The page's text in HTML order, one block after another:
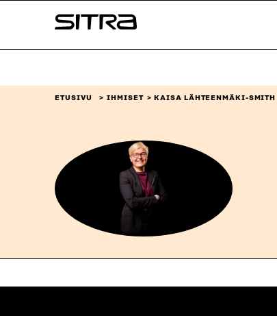
sisältöön
Sitra
ETUSIVU IHMISET KAISA LÄHTEENMÄKI-SMITH